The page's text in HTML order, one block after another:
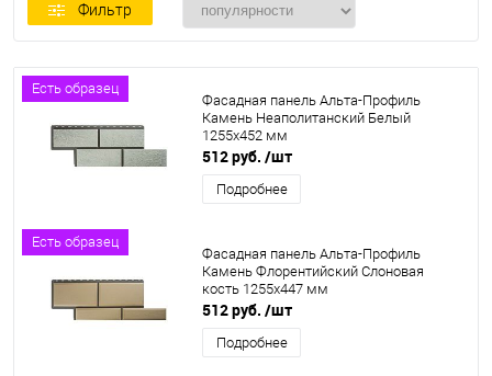
Фильтр
Есть образец
Фасадная панель Альта-Профиль
Камень Неаполитанский Белый
1255х452 мм
512 руб. /шт
Подробнее
Есть образец
Фасадная панель Альта-Профиль
Камень Флорентийский Слоновая
кость 1255х447 мм
512 руб. /шт
Подробнее